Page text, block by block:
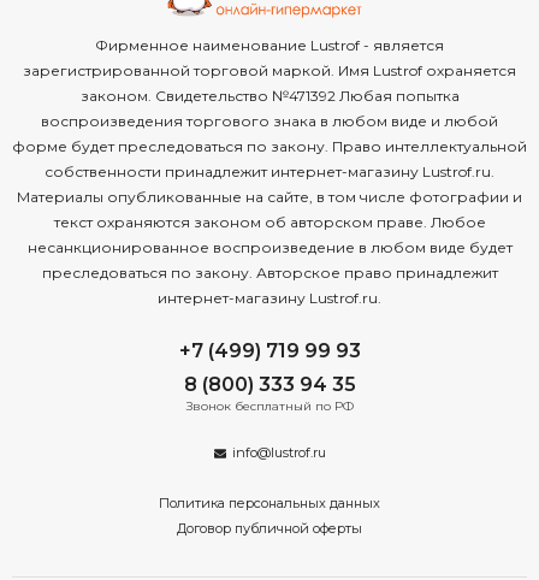
Фирменное наименование Lustrof - является
зарегистрированной торговой маркой. Имя Lustrof охраняется
законом. Свидетельство №471392 Любая попытка
воспроизведения торгового знака в любом виде и любой
форме будет преследоваться по закону. Право интеллектуальной
собственности принадлежит интернет-магазину Lustrof.ru.
Материалы опубликованные на сайте, в том числе фотографии и
текст охраняются законом об авторском праве. Любое
несанкционированное воспроизведение в любом виде будет
преследоваться по закону. Авторское право принадлежит
интернет-магазину Lustrof.ru.
+7 (499) 719 99 93
8 (800) 333 94 35
Звонок бесплатный по РФ
info@lustrof.ru
Политика персональных данных
Договор публичной оферты